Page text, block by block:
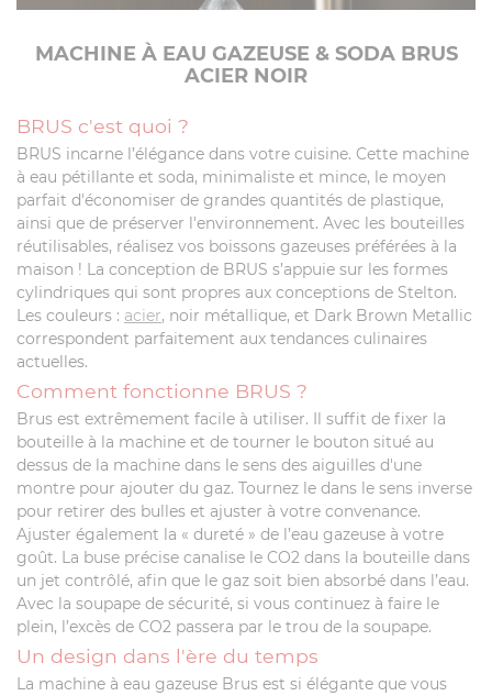
MACHINE À EAU GAZEUSE & SODA BRUS
ACIER NOIR
BRUS c'est quoi ?
BRUS incarne l’élégance dans votre cuisine. Cette machine
à eau pétillante et soda, minimaliste et mince, le moyen
parfait d'économiser de grandes quantités de plastique,
ainsi que de préserver l'environnement. Avec les bouteilles
réutilisables, réalisez vos boissons gazeuses préférées à la
maison ! La conception de BRUS s’appuie sur les formes
cylindriques qui sont propres aux conceptions de Stelton.
Les couleurs : acier, noir métallique, et Dark Brown Metallic
correspondent parfaitement aux tendances culinaires
actuelles.
Comment fonctionne BRUS ?
Brus est extrêmement facile à utiliser. Il suffit de fixer la
bouteille à la machine et de tourner le bouton situé au
dessus de la machine dans le sens des aiguilles d'une
montre pour ajouter du gaz. Tournez le dans le sens inverse
pour retirer des bulles et ajuster à votre convenance.
Ajuster également la « dureté » de l’eau gazeuse à votre
goût. La buse précise canalise le CO2 dans la bouteille dans
un jet contrôlé, afin que le gaz soit bien absorbé dans l’eau.
Avec la soupape de sécurité, si vous continuez à faire le
plein, l’excès de CO2 passera par le trou de la soupape.
Un design dans l'ère du temps
La machine à eau gazeuse Brus est si élégante que vous